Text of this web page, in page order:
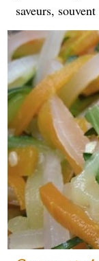
saveurs,
pour maximiser
cuisson au
barbecue
méthode de
entoure la
uniforme. Elle
comme le
et les saveurs
surface.